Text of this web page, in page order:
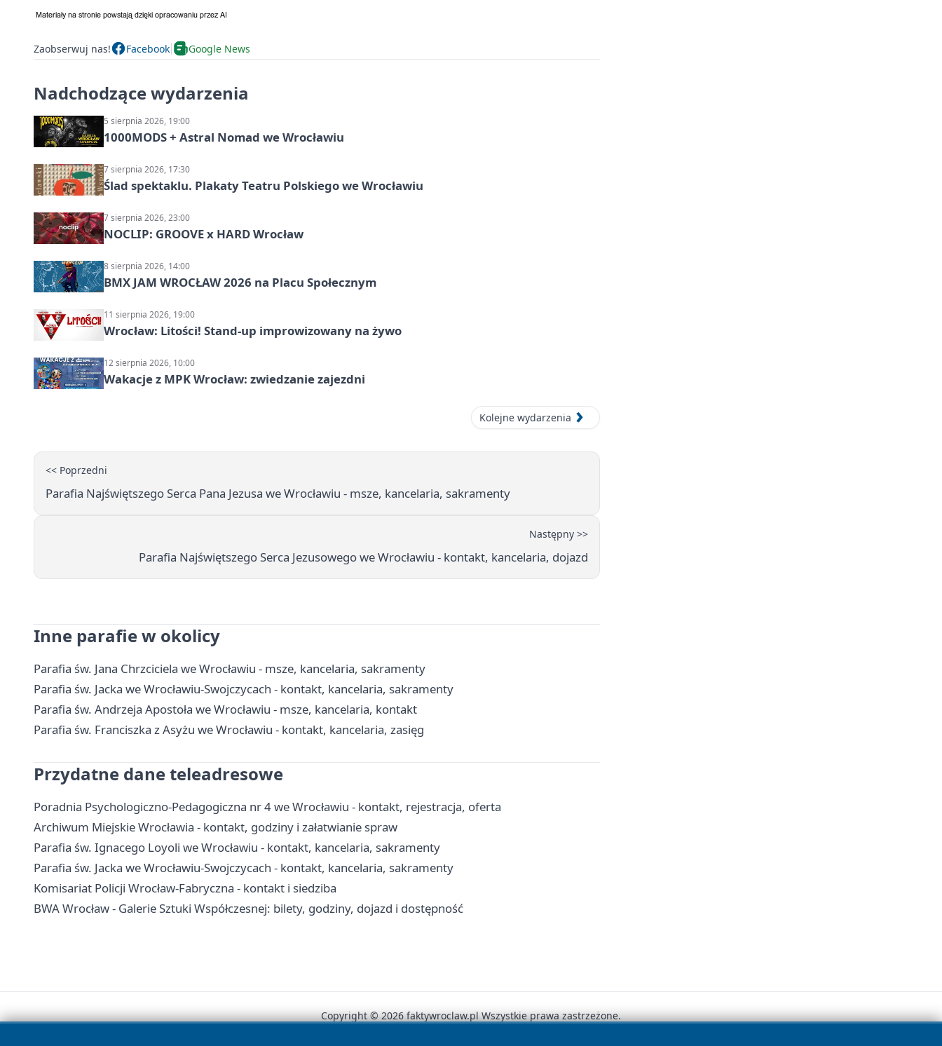
Zaobserwuj nas! Facebook Google News
Nadchodzące wydarzenia
5 sierpnia 2026, 19:00
1000MODS + Astral Nomad we Wrocławiu
7 sierpnia 2026, 17:30
Ślad spektaklu. Plakaty Teatru Polskiego we Wrocławiu
7 sierpnia 2026, 23:00
NOCLIP: GROOVE x HARD Wrocław
8 sierpnia 2026, 14:00
BMX JAM WROCŁAW 2026 na Placu Społecznym
11 sierpnia 2026, 19:00
Wrocław: Litości! Stand-up improwizowany na żywo
12 sierpnia 2026, 10:00
Wakacje z MPK Wrocław: zwiedzanie zajezdni
Kolejne wydarzenia
<< Poprzedni
Parafia Najświętszego Serca Pana Jezusa we Wrocławiu - msze, kancelaria, sakramenty
Następny >>
Parafia Najświętszego Serca Jezusowego we Wrocławiu - kontakt, kancelaria, dojazd
Inne parafie w okolicy
Parafia św. Jana Chrzciciela we Wrocławiu - msze, kancelaria, sakramenty
Parafia św. Jacka we Wrocławiu-Swojczycach - kontakt, kancelaria, sakramenty
Parafia św. Andrzeja Apostoła we Wrocławiu - msze, kancelaria, kontakt
Parafia św. Franciszka z Asyżu we Wrocławiu - kontakt, kancelaria, zasięg
Przydatne dane teleadresowe
Poradnia Psychologiczno-Pedagogiczna nr 4 we Wrocławiu - kontakt, rejestracja, oferta
Archiwum Miejskie Wrocławia - kontakt, godziny i załatwianie spraw
Parafia św. Ignacego Loyoli we Wrocławiu - kontakt, kancelaria, sakramenty
Parafia św. Jacka we Wrocławiu-Swojczycach - kontakt, kancelaria, sakramenty
Komisariat Policji Wrocław-Fabryczna - kontakt i siedziba
BWA Wrocław - Galerie Sztuki Współczesnej: bilety, godziny, dojazd i dostępność
Copyright © 2026 faktywroclaw.pl Wszystkie prawa zastrzeżone.